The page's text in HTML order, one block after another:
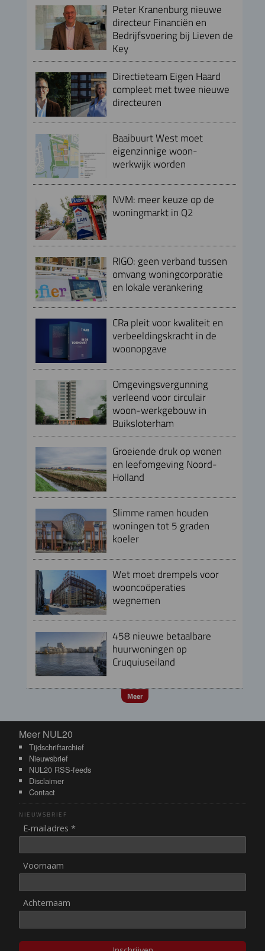
Peter Kranenburg nieuwe
directeur Financiën en
Bedrijfsvoering bij Lieven de
Key
Directieteam Eigen Haard
compleet met twee nieuwe
directeuren
Baaibuurt West moet
eigenzinnige woon-
werkwijk worden
NVM: meer keuze op de
woningmarkt in Q2
RIGO: geen verband tussen
omvang woningcorporatie
en lokale verankering
CRa pleit voor kwaliteit en
verbeeldingskracht in de
woonopgave
Omgevingsvergunning
verleend voor circulair
woon-werkgebouw in
Buiksloterham
Groeiende druk op wonen
en leefomgeving Noord-
Holland
Slimme ramen houden
woningen tot 5 graden
koeler
Wet moet drempels voor
wooncoöperaties
wegnemen
458 nieuwe betaalbare
huurwoningen op
Cruquiuseiland
Meer
Meer NUL20
Meer NUL20
Tijdschriftarchief
Nieuwsbrief
NUL20 RSS-feeds
Disclaimer
Contact
NIEUWSBRIEF
E-mailadres *
Voornaam
Achternaam